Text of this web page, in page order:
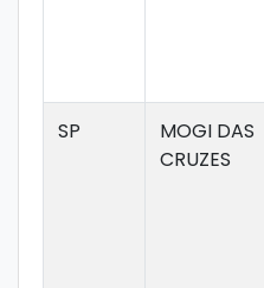
SP
MOGI DAS
CRUZES